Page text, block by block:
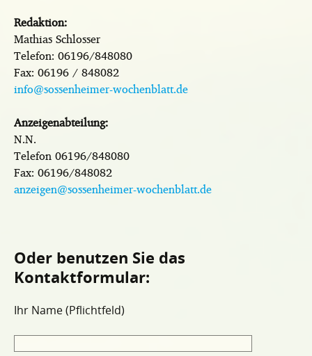
Redaktion:
Mathias Schlosser
Telefon: 06196/848080
Fax: 06196 / 848082
info@sossenheimer-wochenblatt.de
Anzeigenabteilung:
N.N.
Telefon 06196/848080
Fax: 06196/848082
anzeigen@sossenheimer-wochenblatt.de
Oder benutzen Sie das
Kontaktformular:
Ihr Name (Pflichtfeld)